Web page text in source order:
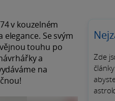
v kouzelném
Se svým
touhu po
a
na
Zde